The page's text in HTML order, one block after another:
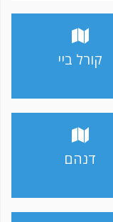
קורל ביי
דנהם